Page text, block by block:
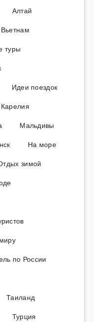
Алтай
Вьетнам
туры
Идеи поездок
Карелия
Мальдивы
На море
зимой
по России
Таиланд
Турция